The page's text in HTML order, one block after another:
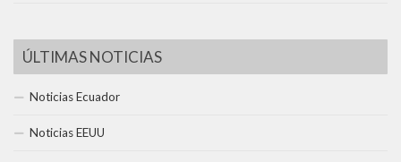
ÚLTIMAS NOTICIAS
Noticias Ecuador
Noticias EEUU